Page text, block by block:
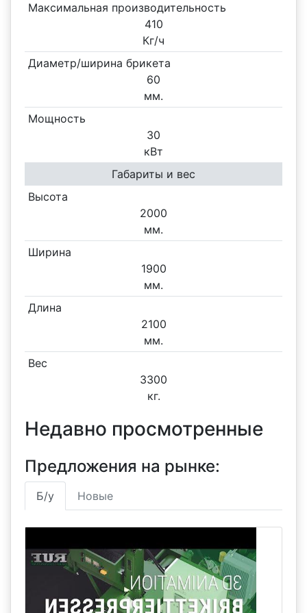
Максимальная производительность
410
Кг/ч
Диаметр/ширина брикета
60
мм.
Мощность
30
кВт
Габариты и вес
Высота
2000
мм.
Ширина
1900
мм.
Длина
2100
мм.
Вес
3300
кг.
Недавно просмотренные
Предложения на рынке:
Б/у Новые